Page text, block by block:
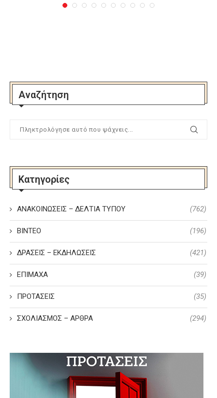
Αναζήτηση
Κατηγορίες
ΑΝΑΚΟΙΝΩΣΕΙΣ – ΔΕΛΤΙΑ ΤΥΠΟΥ (762)
ΒΙΝΤΕΟ (196)
ΔΡΑΣΕΙΣ – ΕΚΔΗΛΩΣΕΙΣ (421)
ΕΠΙΜΑΧΑ (39)
ΠΡΟΤΑΣΕΙΣ (35)
ΣΧΟΛΙΑΣΜΟΣ – ΑΡΘΡΑ (294)